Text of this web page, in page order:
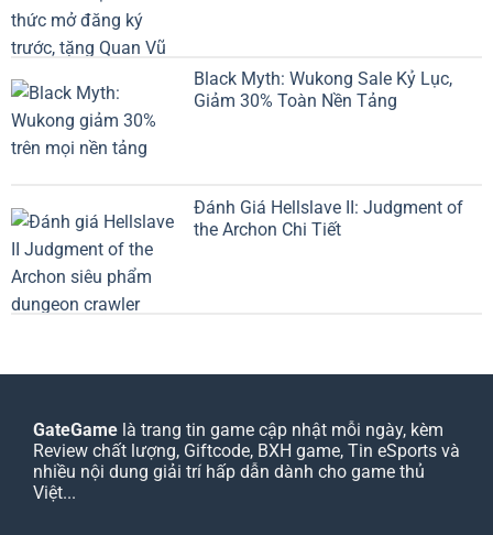
Black Myth: Wukong Sale Kỷ Lục,
Giảm 30% Toàn Nền Tảng
Đánh Giá Hellslave II: Judgment of
the Archon Chi Tiết
GateGame là trang tin game cập nhật mỗi ngày, kèm
Review chất lượng, Giftcode, BXH game, Tin eSports và
nhiều nội dung giải trí hấp dẫn dành cho game thủ
Việt...